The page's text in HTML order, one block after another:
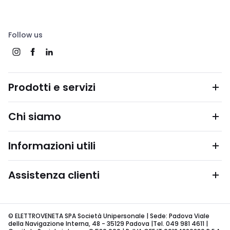
Follow us
Prodotti e servizi
Chi siamo
Informazioni utili
Assistenza clienti
© ELETTROVENETA SPA Società Unipersonale | Sede: Padova Viale
della Navigazione Interna, 48 - 35129 Padova |Tel. 049 981 4611 |